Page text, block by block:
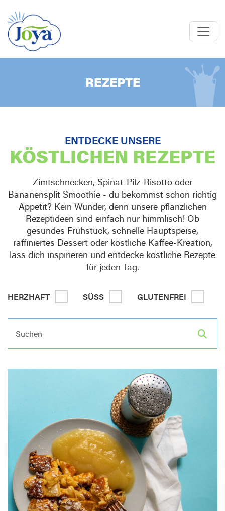
REZEPTE
ENTDECKE UNSERE
KÖSTLICHEN REZEPTE
Zimtschnecken, Spinat-Pilz-Risotto oder
Bananensplit Smoothie - du bekommst schon richtig
Appetit? Kein Wunder, denn unsere pflanzlichen
Rezeptideen sind einfach nur himmlisch! Ob
gesundes Frühstück, schnelle Hauptspeise,
raffiniertes Dessert oder köstliche Kaffee-Kreation,
lass dich inspirieren und entdecke köstliche Rezepte
für jeden Tag.
HERZHAFT SÜSS GLUTENFREI